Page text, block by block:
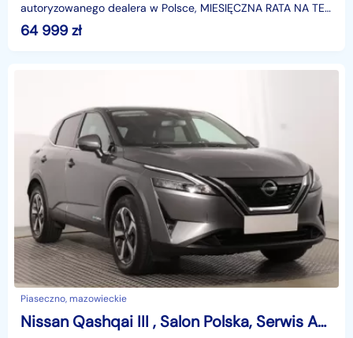
autoryzowanego dealera w Polsce, MIESIĘCZNA RATA NA TEN
SAMOCHÓD JUŻ OD 387 PLN*Podana w ogłoszeniu loka
64 999 zł
Piaseczno, mazowieckie
Nissan Qashqai III , Salon Polska, Serwis ASO, Automat, VAT 23%, Navi,